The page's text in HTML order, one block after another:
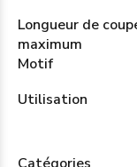
Longueur de
maximum
Motif
Utilisation